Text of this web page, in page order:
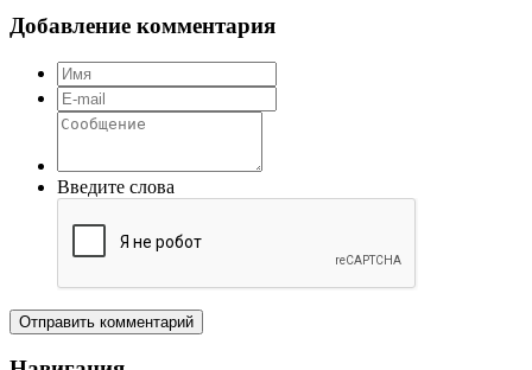
Добавление комментария
Введите слова
Отправить комментарий